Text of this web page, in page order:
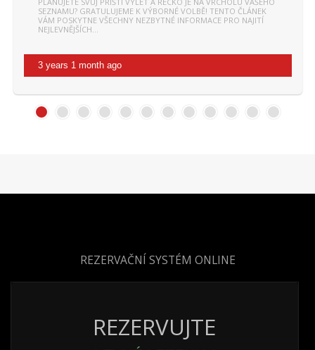
SEZNAMU? GRATULUJEME K VÝBORNÉ VOLBĚ! TENTO ČLÁNEK
VÁM POSKYTNE VŠECHNY NEZBYTNÉ INFORMACE PRO NAJITÍ
NEJLEVNĚJŠÍCH…
3 years 1 month ago
REZERVAČNÍ SYSTÉM ONLINE
REZERVUJTE